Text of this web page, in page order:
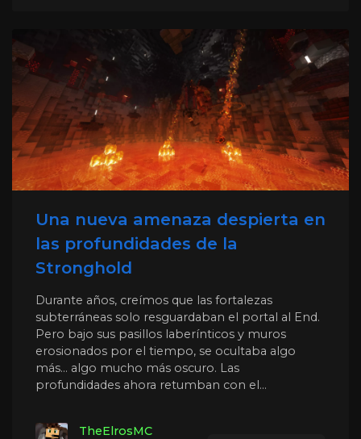
Una nueva amenaza despierta en
las profundidades de la
Stronghold
Durante años, creímos que las fortalezas
subterráneas solo resguardaban el portal al End.
Pero bajo sus pasillos laberínticos y muros
erosionados por el tiempo, se ocultaba algo
más… algo mucho más oscuro. Las
profundidades ahora retumban con el...
TheElrosMC